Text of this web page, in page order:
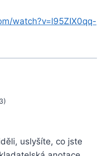
watch?v=l95ZIX0qq-
uslyšíte, co jste